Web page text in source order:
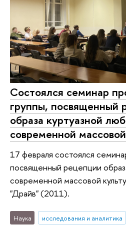
Состоялся семинар
группы, посвященный
образа куртуазной
современной
17 февраля состоялся
посвященный рецепции
современной массовой
"Драйв" (2011).
Наука исследования и аналитика